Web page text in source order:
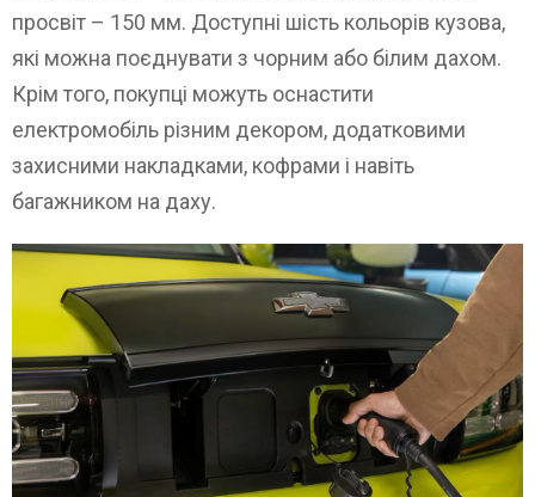
просвіт – 150 мм. Доступні шість кольорів кузова,
які можна поєднувати з чорним або білим дахом.
Крім того, покупці можуть оснастити
електромобіль різним декором, додатковими
захисними накладками, кофрами і навіть
багажником на даху.